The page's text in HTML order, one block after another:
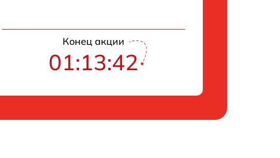
Конец акции
01:13:42